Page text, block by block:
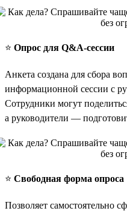
⭐️ Опрос для Q&A-сессии
Анкета создана для сбора
информационной сессии с
Сотрудники могут
а руководители —
⭐️ Свободная форма опроса
Позволяет самостоятельно